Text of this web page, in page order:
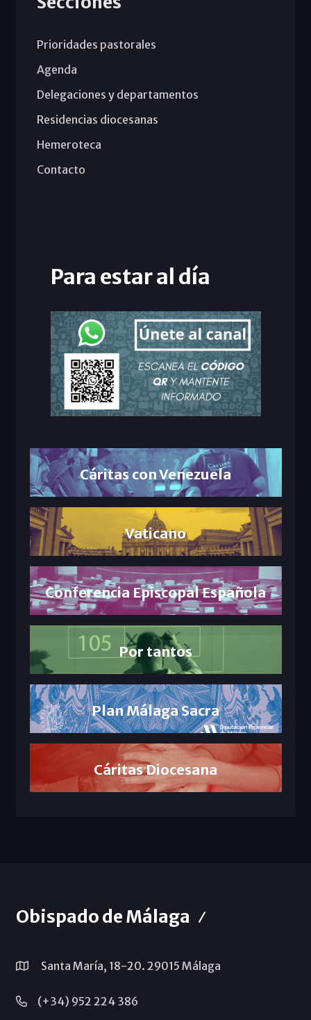
Prioridades pastorales
Agenda
Delegaciones y departamentos
Residencias diocesanas
Hemeroteca
Contacto
Para estar al día
Cáritas con Venezuela
Vaticano
Conferencia Episcopal Española
Por tantos
Plan Málaga Sacra
Cáritas Diocesana
Obispado de Málaga
Santa María, 18-20. 29015 Málaga
(+34) 952 224 386